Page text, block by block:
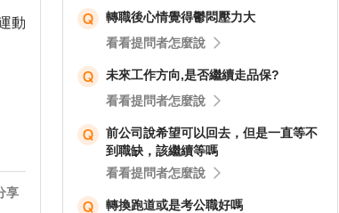
動
享
轉職後心情覺得鬱悶壓力大
看看提問者怎麼說
未來工作方向,是否繼續走品保?
看看提問者怎麼說
前公司說希望可以回去，但是一直等不
到職缺，該繼續等嗎
看看提問者怎麼說
轉換跑道或是考公職好嗎